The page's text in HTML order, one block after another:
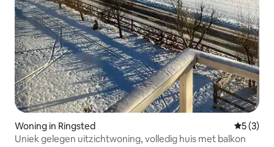
Woning in Ringsted
5 (3)
Uniek gelegen uitzichtwoning, volledig huis met balkon